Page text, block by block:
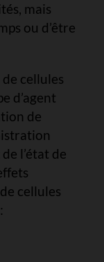
mais
ou d’être
cellules
d’agent
de
l’état de
cellules